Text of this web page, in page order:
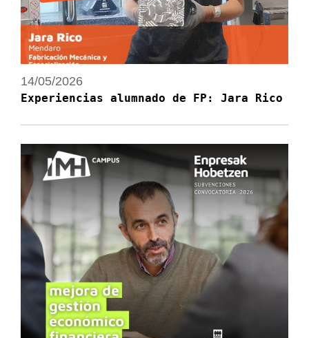
14/05/2026
Experiencias alumnado de FP: Jara Rico